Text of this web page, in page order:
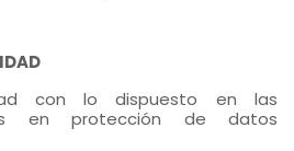
con lo dispuesto en las
en protección de datos